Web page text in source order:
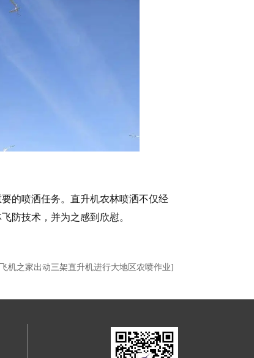
的喷洒任务。直升机农林喷洒不仅经
防技术，并为之感到欣慰。
机之家出动三架直升机进行大地区农喷作业]